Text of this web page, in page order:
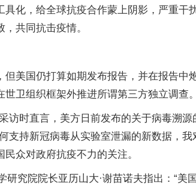
化，给全球抗疫合作蒙上阴影，严重干
共同抗击疫情。
美国仍打算如期发布报告，并在报告中
卫组织框架外推进所谓第三方独立调查。
访时直言，美方日前发布的关于病毒溯
持新冠病毒从实验室泄漏的新数据，我
众对政府抗疫不力的关注。
究院院长亚历山大·谢苗诺夫指出：“美